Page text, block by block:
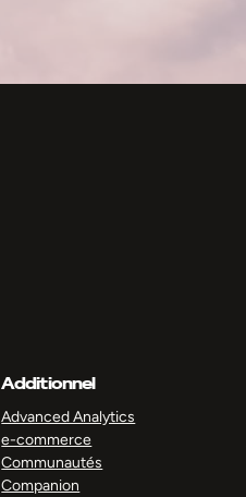
Additionnel
Advanced Analytics
e-commerce
Communautés
Companion